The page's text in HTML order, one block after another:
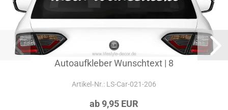
Autoaufkleber Wunschtext | 8
Artikel‑Nr.: LS-Car-021-206
ab 9,95 EUR